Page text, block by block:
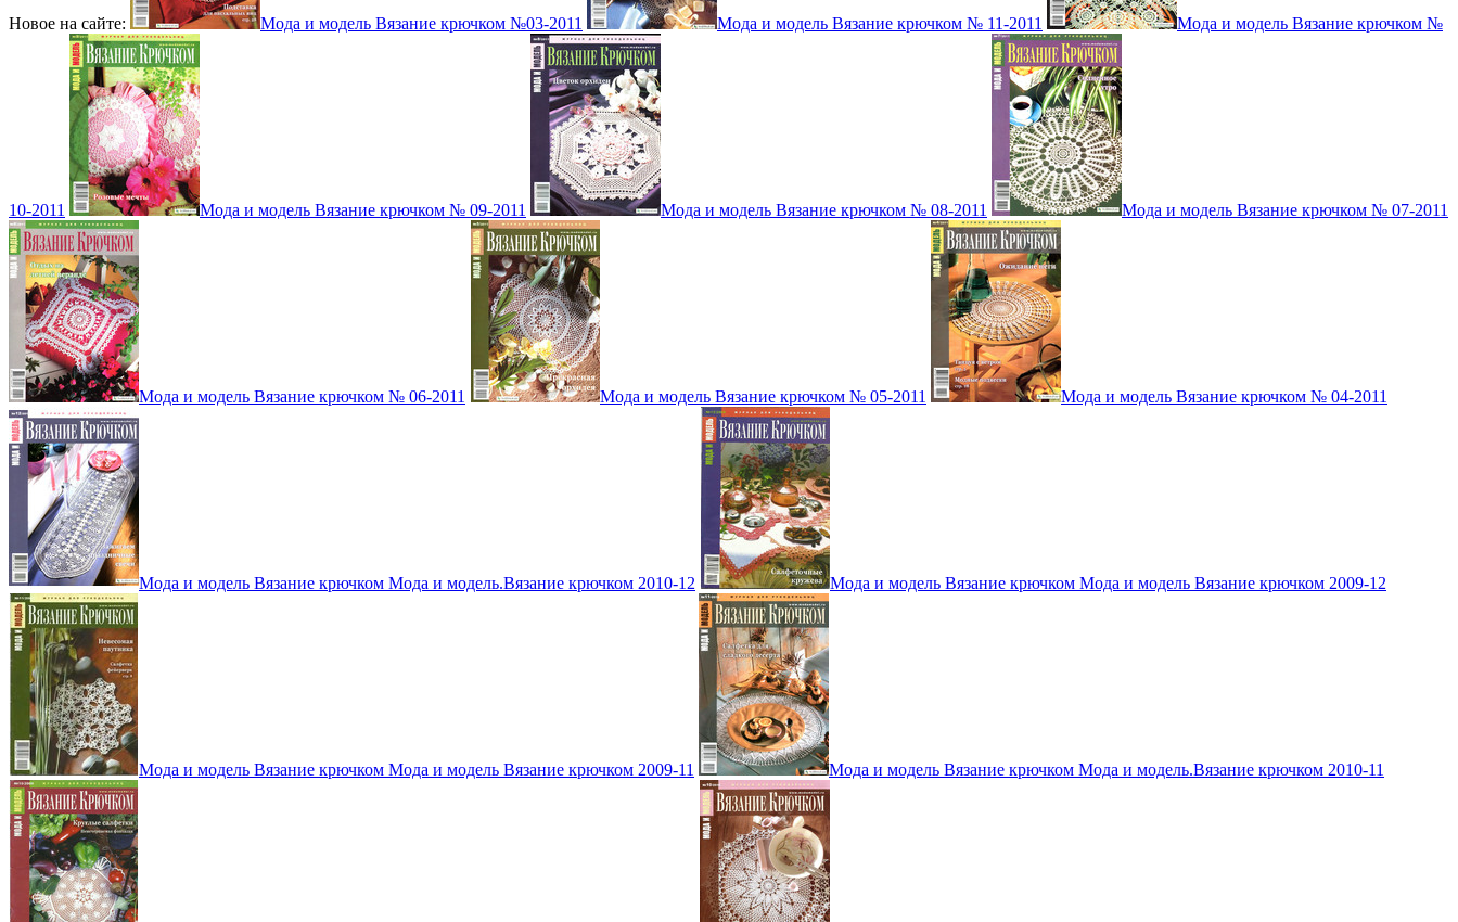
Новое на сайте: Мода и модель Вязание крючком №03-2011 Мода и модель Вязание крючком № 11-2011 Мода и модель Вязание крючком №
10-2011 Мода и модель Вязание крючком № 09-2011 Мода и модель Вязание крючком № 08-2011 Мода и модель Вязание крючком № 07-2011
Мода и модель Вязание крючком № 06-2011 Мода и модель Вязание крючком № 05-2011 Мода и модель Вязание крючком № 04-2011
Мода и модель Вязание крючком Мода и модель.Вязание крючком 2010-12 Мода и модель Вязание крючком Мода и модель Вязание крючком 2009-12
Мода и модель Вязание крючком Мода и модель Вязание крючком 2009-11 Мода и модель Вязание крючком Мода и модель.Вязание крючком 2010-11